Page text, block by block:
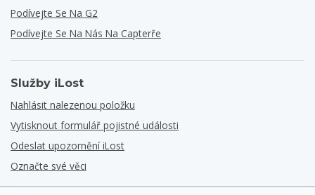
Podívejte Se Na G2
Podívejte Se Na Nás Na Capterře
Služby iLost
Nahlásit nalezenou položku
Vytisknout formulář pojistné události
Odeslat upozornění iLost
Označte své věci